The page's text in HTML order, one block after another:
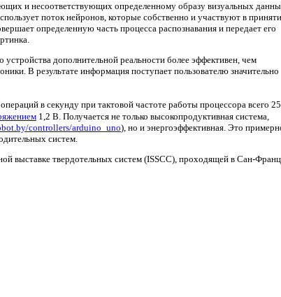
и несоответствующих определенному образу визуальных
поток нейронов, которые собственно и участвуют в
определенную часть процесса распознавания и передает его
дополнительной реальности более эффективен, чем
В результате информация поступает пользователю значительно
операций в секунду при тактовой частоте работы процессора всего
1,2 В. Получается не только высокопродуктивная система,
controllers/arduino_uno), но и энергоэффективная. Это
систем.
выставке твердотельных систем (ISSCC), проходящей в Сан-